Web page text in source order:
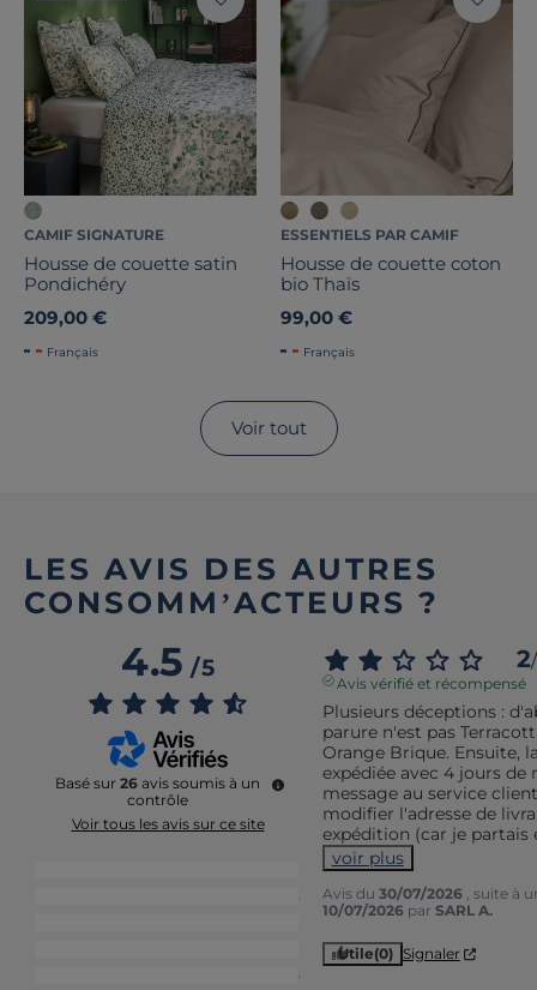
CAMIF SIGNATURE
Housse de couette satin
Pondichéry
209,00 €
Français
ESSENTIELS PAR CAMIF
Housse de couette coton
bio Thaïs
99,00 €
Français
Voir tout
LES AVIS DES AUTRES
CONSOMM’ACTEURS ?
4.5/5
Basé sur 26 avis soumis à un
contrôle
Voir tous les avis sur ce site
5
0
2/
Avis vérifié et récompensé
Plusieurs déceptions :
parure n'est pas
Orange Brique. Ensuite,
expédiée avec 4 jours
message au service
modifier l'adresse de
expédition (car je partais
voir plus
Avis du 30/07/2026 , suite à
10/07/2026 par SARL A.
Utile(0) Signaler